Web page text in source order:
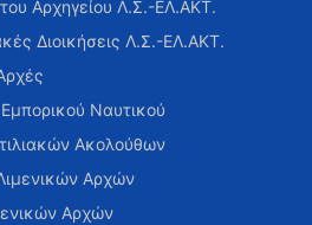
Αρχηγείου Λ.Σ.-ΕΛ.ΑΚΤ.
Διοικήσεις Λ.Σ.-ΕΛ.ΑΚΤ.
Ναυτικού
Ακολούθων
Αρχών
Αρχών